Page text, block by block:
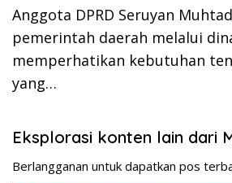
Anggota DPRD Seruyan
pemerintah daerah melalui
memperhatikan kebutuhan
yang…
Eksplorasi konten lain dari
Berlangganan untuk dapatkan pos